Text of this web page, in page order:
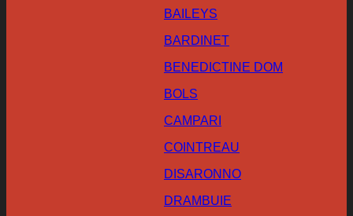
BAILEYS
BARDINET
BENEDICTINE DOM
BOLS
CAMPARI
COINTREAU
DISARONNO
DRAMBUIE